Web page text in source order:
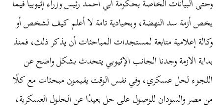
وحتى البيانات الخاصة بحكومة أبي أحمد رئيس وزراء إثيوبيا فيما
يخص أزمة سد النهضة، وبحيادية تامة لا أعلم كيف لشخص أو
وكالة إعلامية متابعة لمستجدات المباحثات أن يذكر ذلك، فمنذ
بداية الازمة وجدنا الجانب الإثيوبي يتحدث بشكل واضح عن
اللجوء لحل عسكري، وفي نفس الوقت يقيمون مبحثات مع كلًا
من مصر والسودان للوصول على حل بعيدًا عن الحلول العسكرية،